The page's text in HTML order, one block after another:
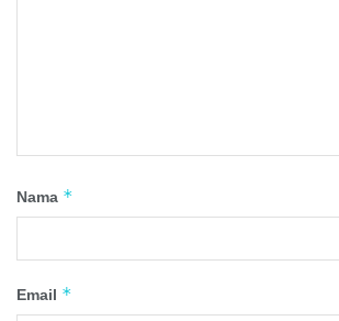
Nama *
Email *